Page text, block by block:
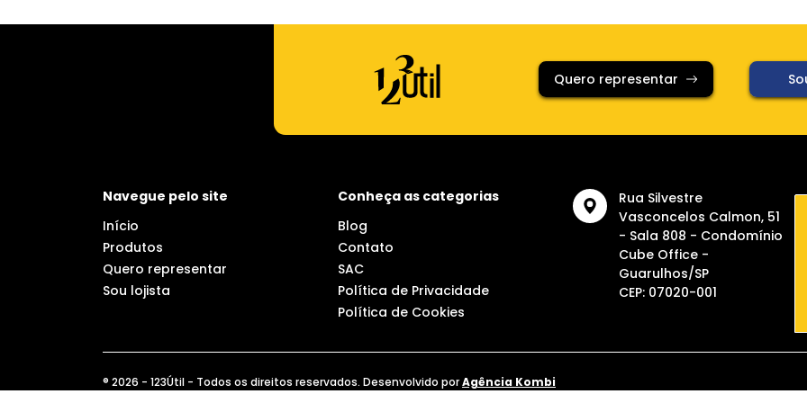
Quero representar
Navegue pelo site
Início
Produtos
Quero representar
Sou lojista
Conheça as categorias
Blog
Contato
SAC
Política de Privacidade
Política de Cookies
Rua Silvestre
Vasconcelos Calmon, 51
- Sala 808 - Condomínio
Cube Office -
Guarulhos/SP
CEP: 07020-001
® 2026 - 123Útil - Todos os direitos reservados. Desenvolvido porAgência Kombi